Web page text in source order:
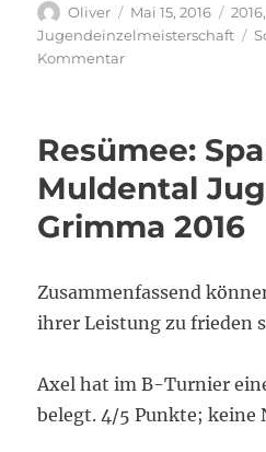
Autor
Oliver
Veröffentlicht
am
Mai 15, 2016 2016,
Jugendeinzelmeisterschaft
Kommentarzu
1
Resümee:
Muldental
Grimma 2016
Zusammenfassend
ihrer Leistung zu frieden
Axel hat im B-Turnier
belegt. 4/5 Punkte; keine